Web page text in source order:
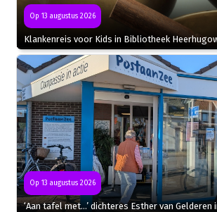
Op 13 augustus 2026
Klankenreis voor Kids in Bibliotheek
Op 13 augustus 2026
‘Aan tafel met…’ dichteres Esther van